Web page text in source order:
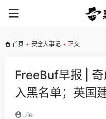
首页 • 安全大事记 • 正文
FreeBuf早报 | 奇
入黑名单；英国
Jie